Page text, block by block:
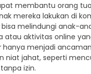
membantu orang
mereka lakukan di
melindungi anak-
atau aktivitas online
hanya menjadi
niat jahat, seperti
izin.